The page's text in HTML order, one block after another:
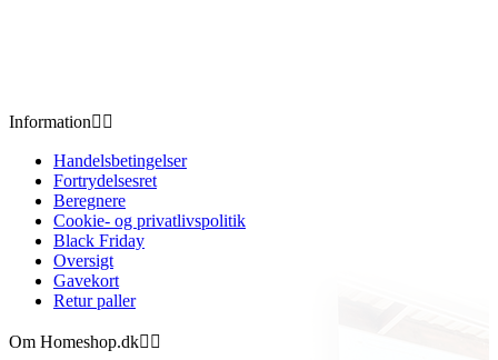
Information 
Handelsbetingelser
Fortrydelsesret
Beregnere
Cookie- og privatlivspolitik
Black Friday
Oversigt
Gavekort
Retur paller
Om Homeshop.dk 